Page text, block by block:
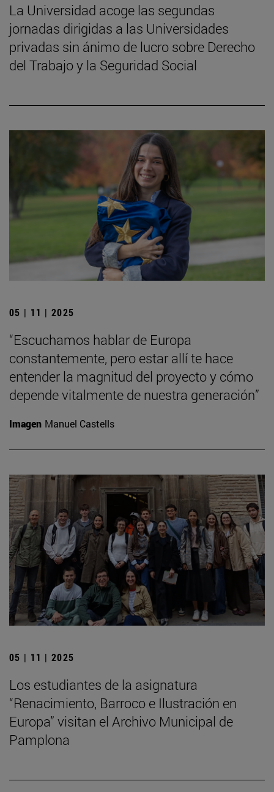
La Universidad acoge las segundas
jornadas dirigidas a las Universidades
privadas sin ánimo de lucro sobre Derecho
del Trabajo y la Seguridad Social
05 | 11 | 2025
“Escuchamos hablar de Europa
constantemente, pero estar allí te hace
entender la magnitud del proyecto y cómo
depende vitalmente de nuestra generación”
Imagen Manuel Castells
05 | 11 | 2025
Los estudiantes de la asignatura
“Renacimiento, Barroco e Ilustración en
Europa” visitan el Archivo Municipal de
Pamplona